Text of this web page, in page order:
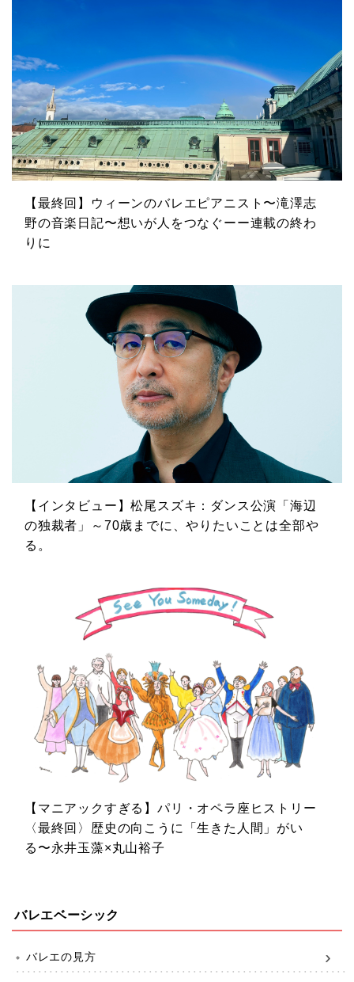
【最終回】ウィーンのバレエピアニスト〜滝澤志
野の音楽日記〜想いが人をつなぐーー連載の終わ
りに
【インタビュー】松尾スズキ：ダンス公演「海辺
の独裁者」～70歳までに、やりたいことは全部や
る。
【マニアックすぎる】パリ・オペラ座ヒストリー
〈最終回〉歴史の向こうに「生きた人間」がい
る〜永井玉藻×丸山裕子
バレエベーシック
バレエの見方